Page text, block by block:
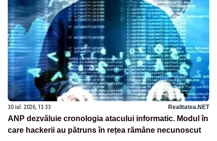
30 iul. 2026, 13:33 Realitatea.NET
ANP dezvăluie cronologia atacului informatic. Modul în
care hackerii au pătruns în rețea rămâne necunoscut